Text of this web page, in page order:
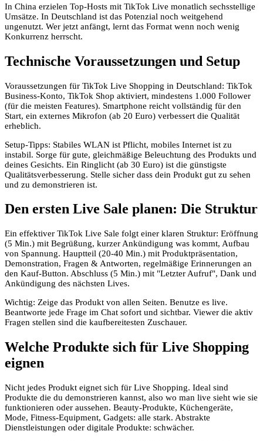
In China erzielen Top-Hosts mit TikTok Live monatlich sechsstellige
Umsätze. In Deutschland ist das Potenzial noch weitgehend
ungenutzt. Wer jetzt anfängt, lernt das Format wenn noch wenig
Konkurrenz herrscht.
Technische Voraussetzungen und Setup
Voraussetzungen für TikTok Live Shopping in Deutschland: TikTok
Business-Konto, TikTok Shop aktiviert, mindestens 1.000 Follower
(für die meisten Features). Smartphone reicht vollständig für den
Start, ein externes Mikrofon (ab 20 Euro) verbessert die Qualität
erheblich.
Setup-Tipps: Stabiles WLAN ist Pflicht, mobiles Internet ist zu
instabil. Sorge für gute, gleichmäßige Beleuchtung des Produkts und
deines Gesichts. Ein Ringlicht (ab 30 Euro) ist die günstigste
Qualitätsverbesserung. Stelle sicher dass dein Produkt gut zu sehen
und zu demonstrieren ist.
Den ersten Live Sale planen: Die Struktur
Ein effektiver TikTok Live Sale folgt einer klaren Struktur: Eröffnung
(5 Min.) mit Begrüßung, kurzer Ankündigung was kommt, Aufbau
von Spannung. Hauptteil (20-40 Min.) mit Produktpräsentation,
Demonstration, Fragen & Antworten, regelmäßige Erinnerungen an
den Kauf-Button. Abschluss (5 Min.) mit "Letzter Aufruf", Dank und
Ankündigung des nächsten Lives.
Wichtig: Zeige das Produkt von allen Seiten. Benutze es live.
Beantworte jede Frage im Chat sofort und sichtbar. Viewer die aktiv
Fragen stellen sind die kaufbereitesten Zuschauer.
Welche Produkte sich für Live Shopping
eignen
Nicht jedes Produkt eignet sich für Live Shopping. Ideal sind
Produkte die du demonstrieren kannst, also wo man live sieht wie sie
funktionieren oder aussehen. Beauty-Produkte, Küchengeräte,
Mode, Fitness-Equipment, Gadgets: alle stark. Abstrakte
Dienstleistungen oder digitale Produkte: schwächer.